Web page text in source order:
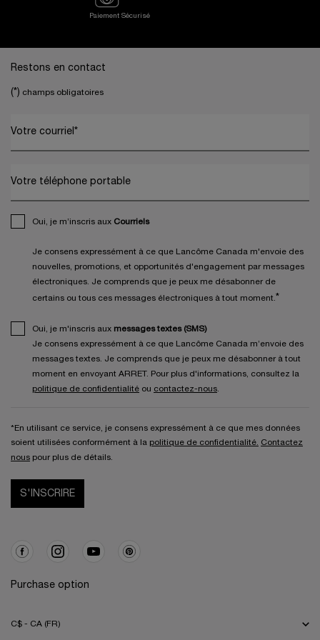
Paiement Sécurisé
Restons en contact
(*) champs obligatoires
Votre courriel *
Votre téléphone portable
Oui, je m’inscris aux Courriels
Je consens expressément à ce que Lancôme Canada m'envoie des
nouvelles, promotions, et opportunités d'engagement par messages
électroniques. Je comprends que je peux me désabonner de
certains ou tous ces messages électroniques à tout moment. *
Oui, je m'inscris aux messages textes (SMS)
Je consens expressément à ce que Lancôme Canada m’envoie des
messages textes. Je comprends que je peux me désabonner à tout
moment en envoyant ARRET. Pour plus d'informations, consultez la
politique de confidentialité ou contactez-nous
*En utilisant ce service, je consens expressément à ce que mes données
soient utilisées conformément à la politique de confidentialité.
Contactez
nous pour plus de détails.
S'INSCRIRE
Purchase option
C$ - CA (FR)